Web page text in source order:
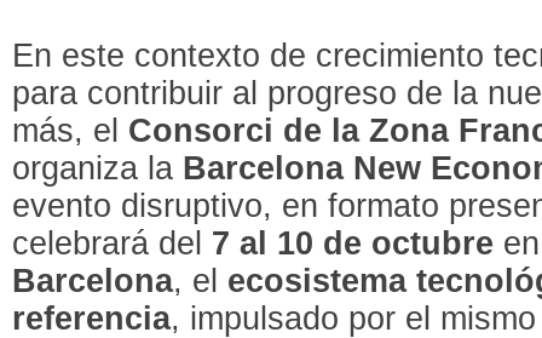
En este contexto de crecimiento
para contribuir al progreso de la
más, el Consorci de la Zona
organiza la Barcelona New
evento disruptivo, en formato
celebrará del 7 al 10 de octubre
Barcelona, el ecosistema
referencia, impulsado por el